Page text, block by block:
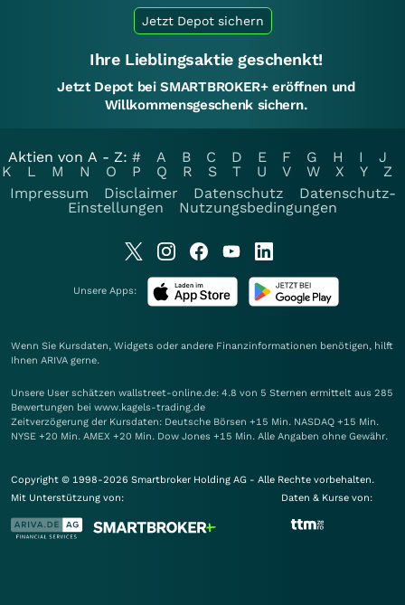
Jetzt Depot sichern
Ihre Lieblingsaktie geschenkt!
Jetzt Depot bei SMARTBROKER+ eröffnen und
Willkommensgeschenk sichern.
Aktien von A - Z: # A B C D E F G H I
J
K
L M N O P Q R S T U V W X Y
Z
Impressum
Disclaimer Datenschutz
Datenschutz-
Einstellungen
Nutzungsbedingungen
Unsere Apps:
Wenn Sie Kursdaten, Widgets oder andere Finanzinformationen benötigen, hilft
Ihnen ARIVA gerne.
Unsere User schätzen wallstreet-online.de: 4.8 von 5 Sternen ermittelt aus 285
Bewertungen bei www.kagels-trading.de
Zeitverzögerung der Kursdaten: Deutsche Börsen +15 Min. NASDAQ +15 Min.
NYSE +20 Min. AMEX +20 Min. Dow Jones +15 Min. Alle Angaben ohne Gewähr.
Copyright © 1998-2026 Smartbroker Holding AG - Alle Rechte vorbehalten.
Mit Unterstützung von:
Daten & Kurse von: